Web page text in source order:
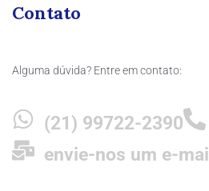
Contato
Alguma dúvida? Entre em contato:
(21) 99722-2390
envie-nos um e-mail